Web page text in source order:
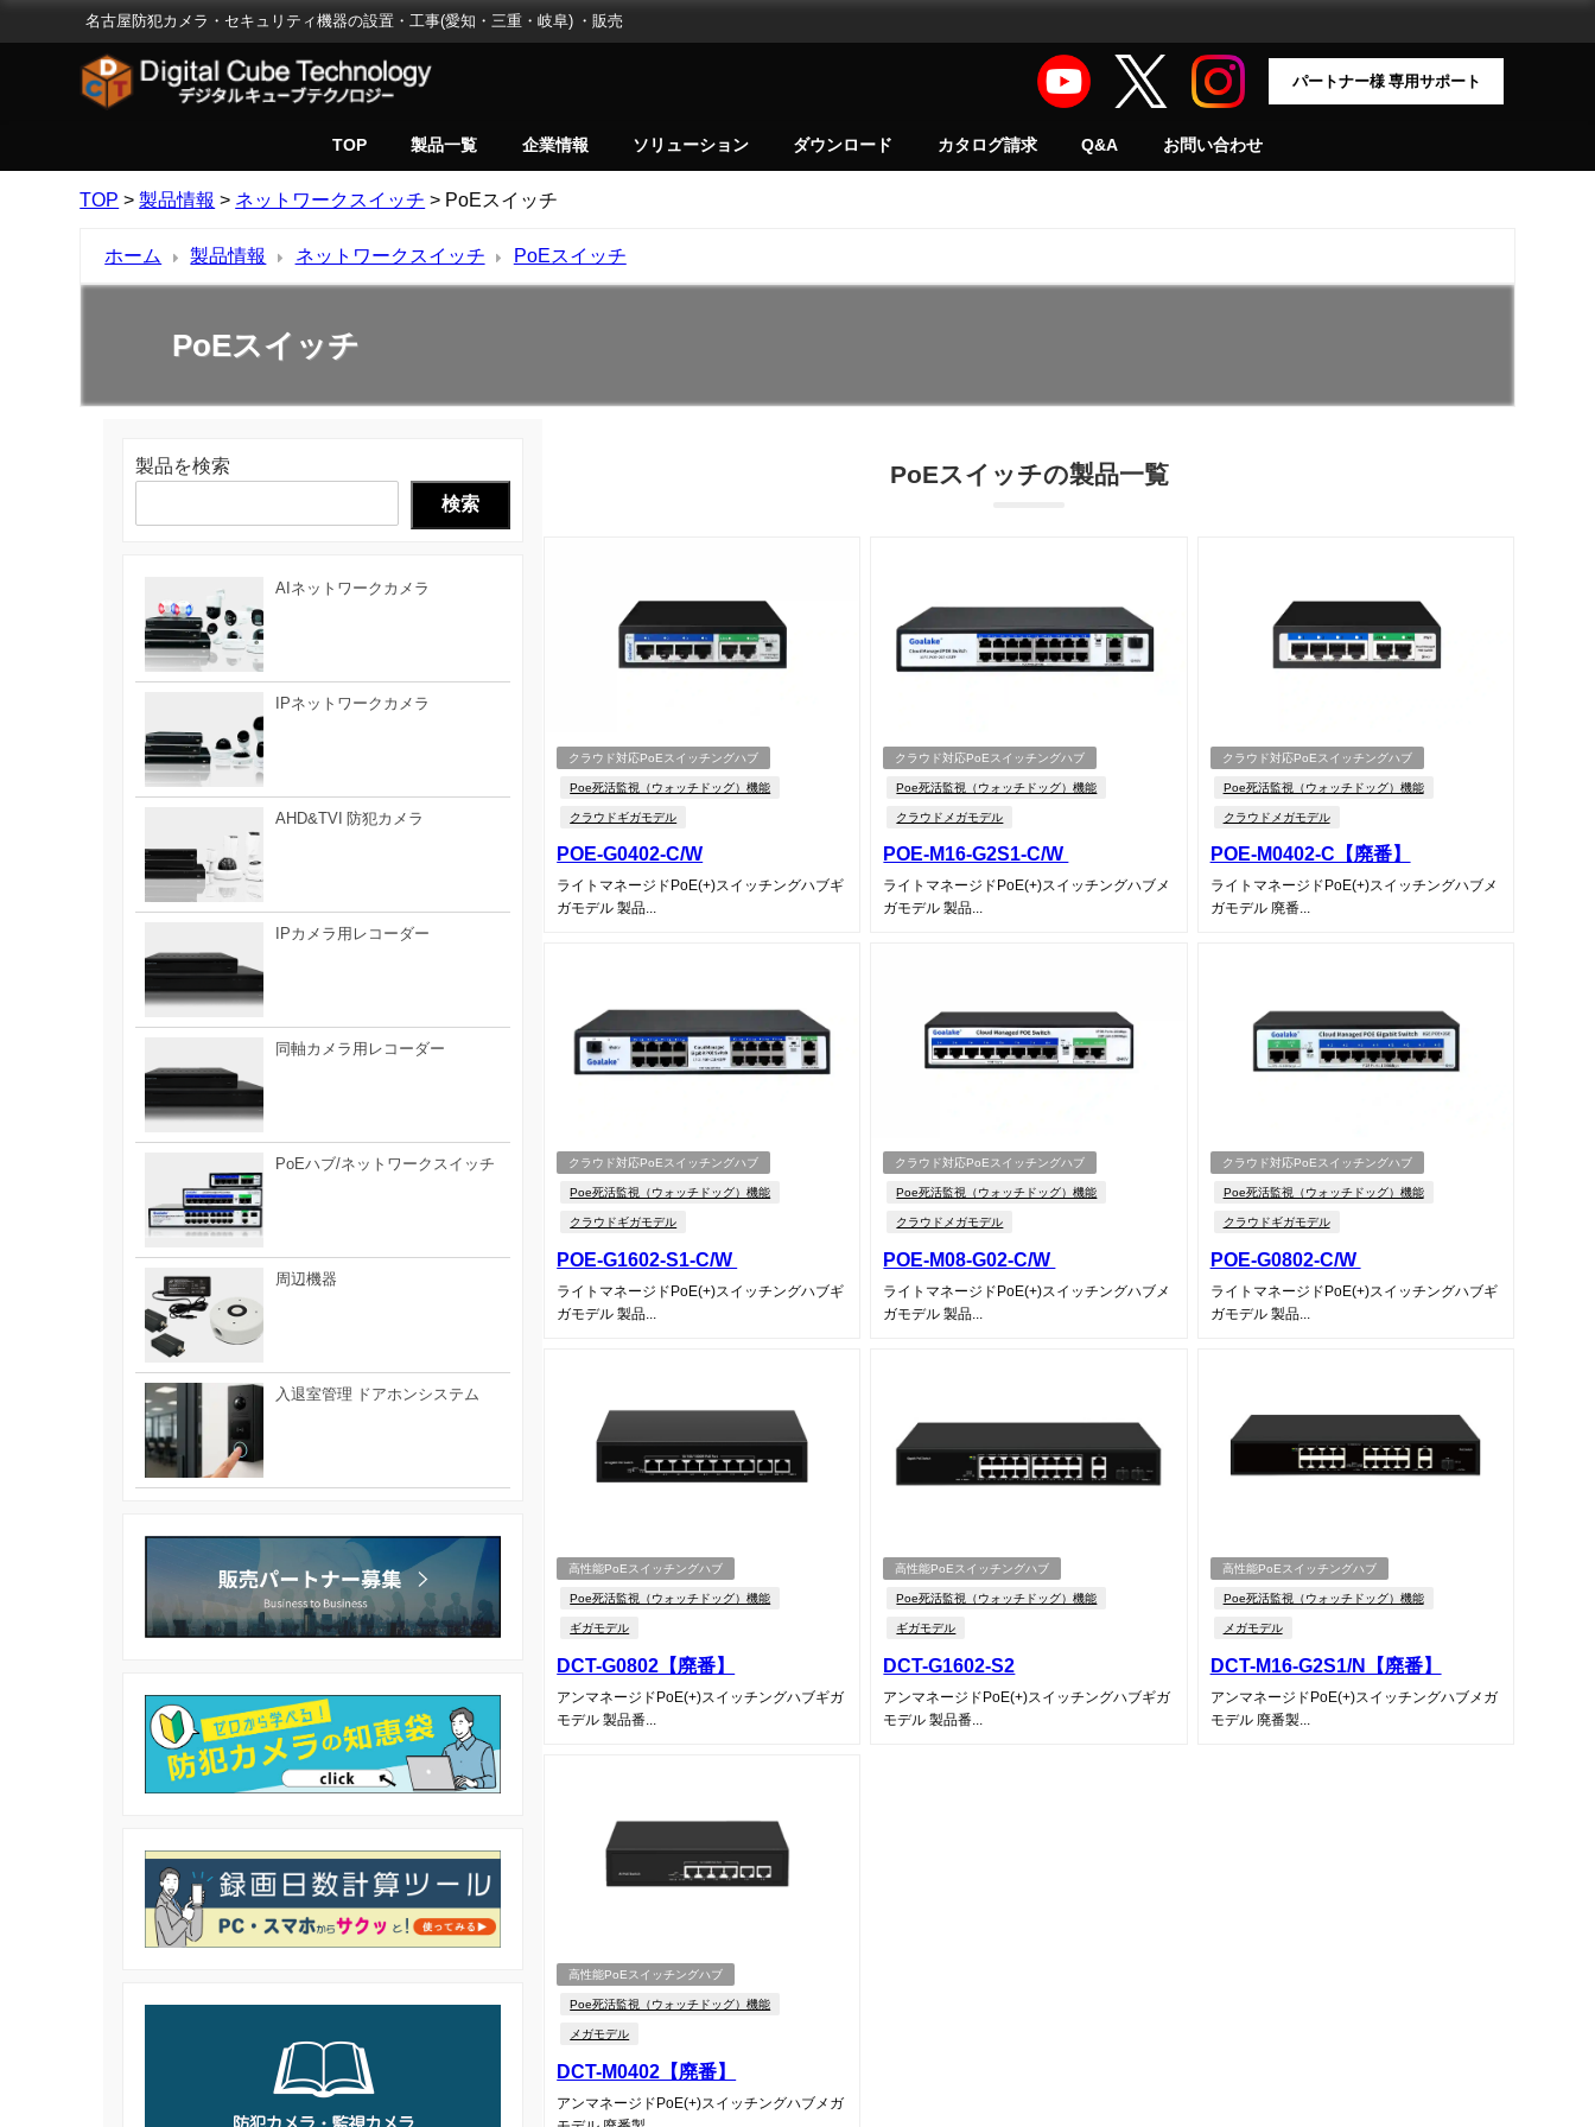
名古屋防犯カメラ・セキュリティ機器の設置・工事(愛知・三重・岐阜) ・販売
パートナー様 専用サポート
TOP 製品一覧 企業情報 ソリューション ダウンロード カタログ請求 Q&A お問い合わせ
TOP >製品情報 > ネットワークスイッチ > PoEスイッチ
ホーム 製品情報 ネットワークスイッチ PoEスイッチ
PoEスイッチ
PoEスイッチの製品一覧
クラウド対応PoEスイッチングハブ
Poe死活監視（ウォッチドッグ）機能
クラウドギガモデル
POE-G0402-C/W
ライトマネージドPoE(+)スイッチングハブギ
ガモデル 製品...
クラウド対応PoEスイッチングハブ
Poe死活監視（ウォッチドッグ）機能
クラウドメガモデル
POE-M16-G2S1-C/W
ライトマネージドPoE(+)スイッチングハブメ
ガモデル 製品...
クラウド対応PoEスイッチングハブ
Poe死活監視（ウォッチドッグ）機能
クラウドメガモデル
POE-M0402-C【廃番】
ライトマネージドPoE(+)スイッチングハブメ
ガモデル 廃番...
クラウド対応PoEスイッチングハブ
Poe死活監視（ウォッチドッグ）機能
クラウドギガモデル
POE-G1602-S1-C/W
ライトマネージドPoE(+)スイッチングハブギ
ガモデル 製品...
クラウド対応PoEスイッチングハブ
Poe死活監視（ウォッチドッグ）機能
クラウドメガモデル
POE-M08-G02-C/W
ライトマネージドPoE(+)スイッチングハブメ
ガモデル 製品...
クラウド対応PoEスイッチングハブ
Poe死活監視（ウォッチドッグ）機能
クラウドギガモデル
POE-G0802-C/W
ライトマネージドPoE(+)スイッチングハブギ
ガモデル 製品...
高性能PoEスイッチングハブ
Poe死活監視（ウォッチドッグ）機能
ギガモデル
DCT-G0802【廃番】
アンマネージドPoE(+)スイッチングハブギガ
モデル 製品番...
高性能PoEスイッチングハブ
Poe死活監視（ウォッチドッグ）機能
ギガモデル
DCT-G1602-S2
アンマネージドPoE(+)スイッチングハブギガ
モデル 製品番...
高性能PoEスイッチングハブ
Poe死活監視（ウォッチドッグ）機能
メガモデル
DCT-M16-G2S1/N【廃番】
アンマネージドPoE(+)スイッチングハブメガ
モデル 廃番製...
高性能PoEスイッチングハブ
Poe死活監視（ウォッチドッグ）機能
メガモデル
DCT-M0402【廃番】
アンマネージドPoE(+)スイッチングハブメガ
製品を検索
検索
AIネットワークカメラ
IPネットワークカメラ
AHD&TVI 防犯カメラ
IPカメラ用レコーダー
同軸カメラ用レコーダー
PoEハブ/ネットワークスイッチ
周辺機器
入退室管理 ドアホンシステム